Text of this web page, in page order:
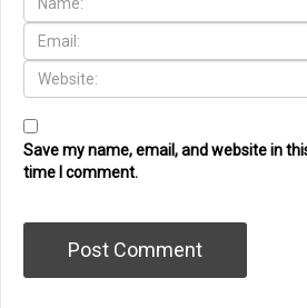
Save my name, email, and website in
time I comment.